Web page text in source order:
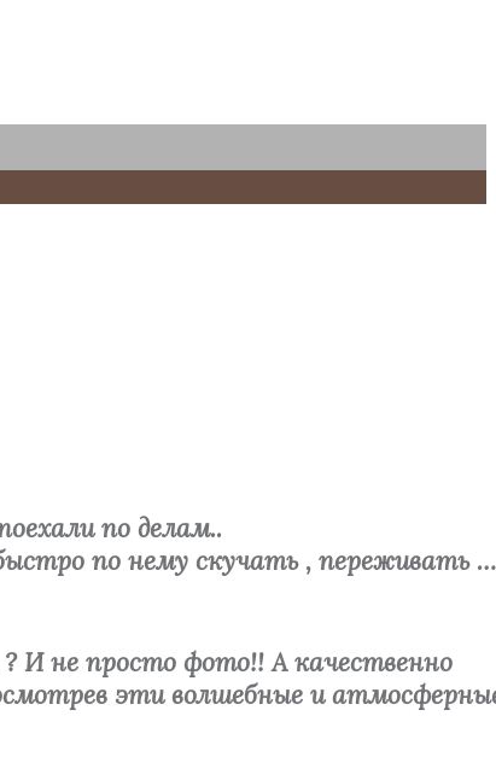
по делам..
по нему скучать , переживать …
И не просто фото!! А качественно
эти волшебные и